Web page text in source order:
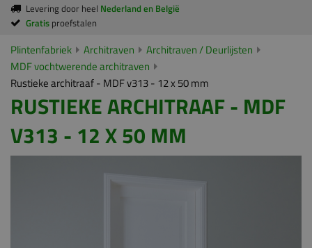
Levering door heel Nederland en België
Gratis proefstalen
Plintenfabriek Architraven
Architraven / Deurlijsten
MDF vochtwerende architraven
Rustieke architraaf - MDF v313 - 12 x 50 mm
RUSTIEKE ARCHITRAAF - MDF
V313 - 12 X 50 MM